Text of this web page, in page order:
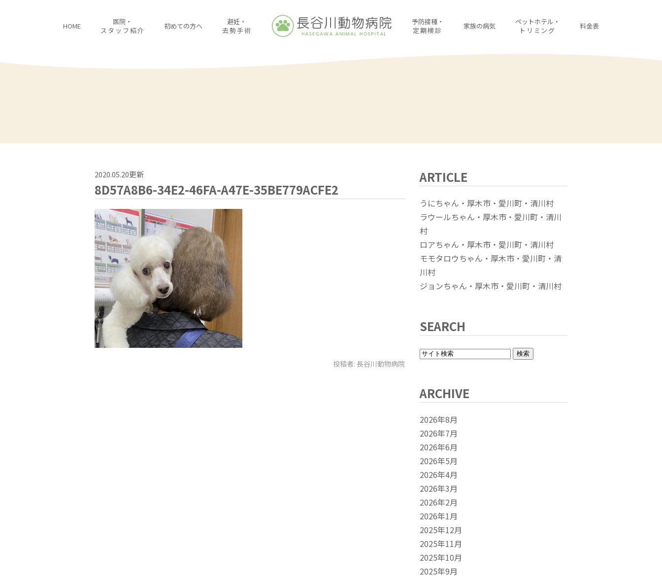
HOME
医院・
スタッフ紹介
初めての方へ
避妊・
去勢手術
予防接種・
定期検診
家族の病気
ペットホテル・
トリミング
料金表
2020.05.20更新
8D57A8B6-34E2-46FA-A47E-35BE779ACFE2
投稿者: 長谷川動物病院
ARTICLE
うにちゃん・厚木市・愛川町・清川村
ラウールちゃん・厚木市・愛川町・清川
村
ロアちゃん・厚木市・愛川町・清川村
モモタロウちゃん・厚木市・愛川町・清
川村
ジョンちゃん・厚木市・愛川町・清川村
SEARCH
ARCHIVE
2026年8月
2026年7月
2026年6月
2026年5月
2026年4月
2026年3月
2026年2月
2026年1月
2025年12月
2025年11月
2025年10月
2025年9月